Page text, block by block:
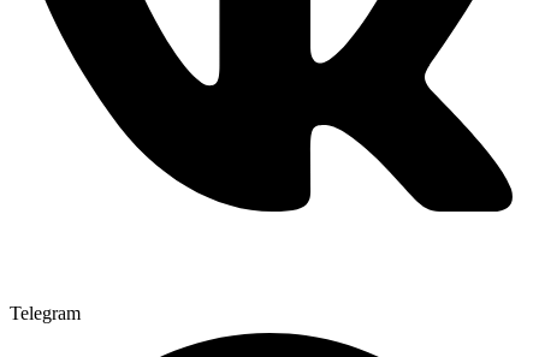
Telegram